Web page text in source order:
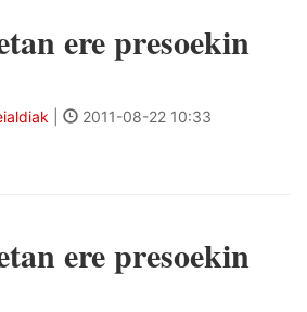
ere presoekin
2011-08-22 10:33
ere presoekin